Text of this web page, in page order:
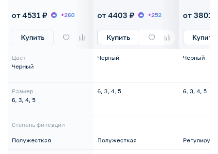
от 4531 ₽ +260
Купить
Цвет
Черный
Размер
6, 3, 4, 5
Степень фиксации
Полужесткая
от 4403 ₽ +252
Купить
Черный
6, 3, 4, 5
Полужесткая
от 3801
Купить
Черный
6, 3, 4, 5